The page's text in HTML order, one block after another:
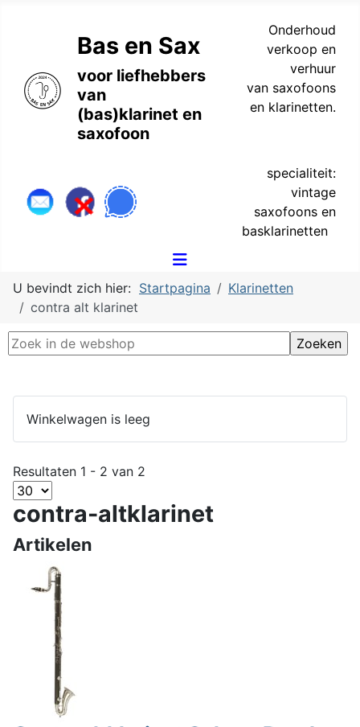
Bas en Sax
voor liefhebbers
van
(bas)klarinet en
saxofoon
Onderhoud
verkoop en
verhuur
van saxofoons
en klarinetten.
specialiteit:
vintage
saxofoons en
basklarinetten
U bevindt zich hier: Startpagina
Klarinetten
contra alt klarinet
Winkelwagen is leeg
Resultaten 1 - 2 van 2
contra-altklarinet
Artikelen